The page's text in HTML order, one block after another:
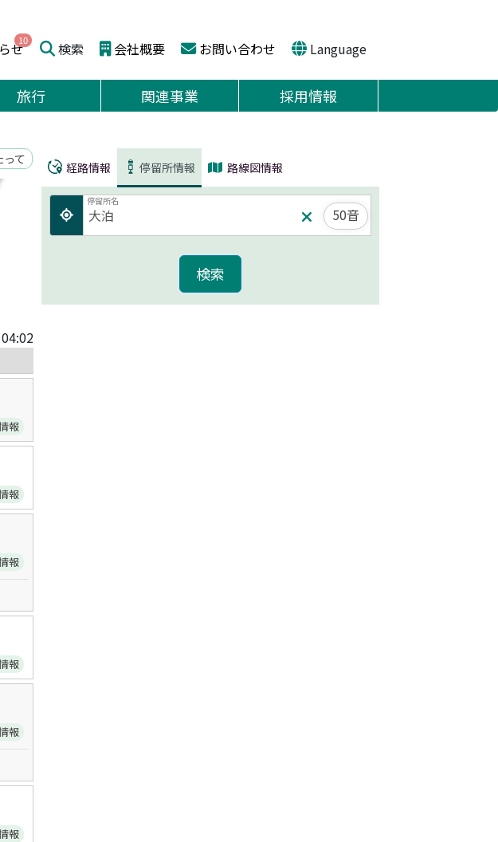
せ10 検索 会社概要 お問い合わせ Language
旅行 関連事業 採用情報
て
報
報
報
報
報
報
経路情報 停留所情報 路線図情報
停留所名
50音